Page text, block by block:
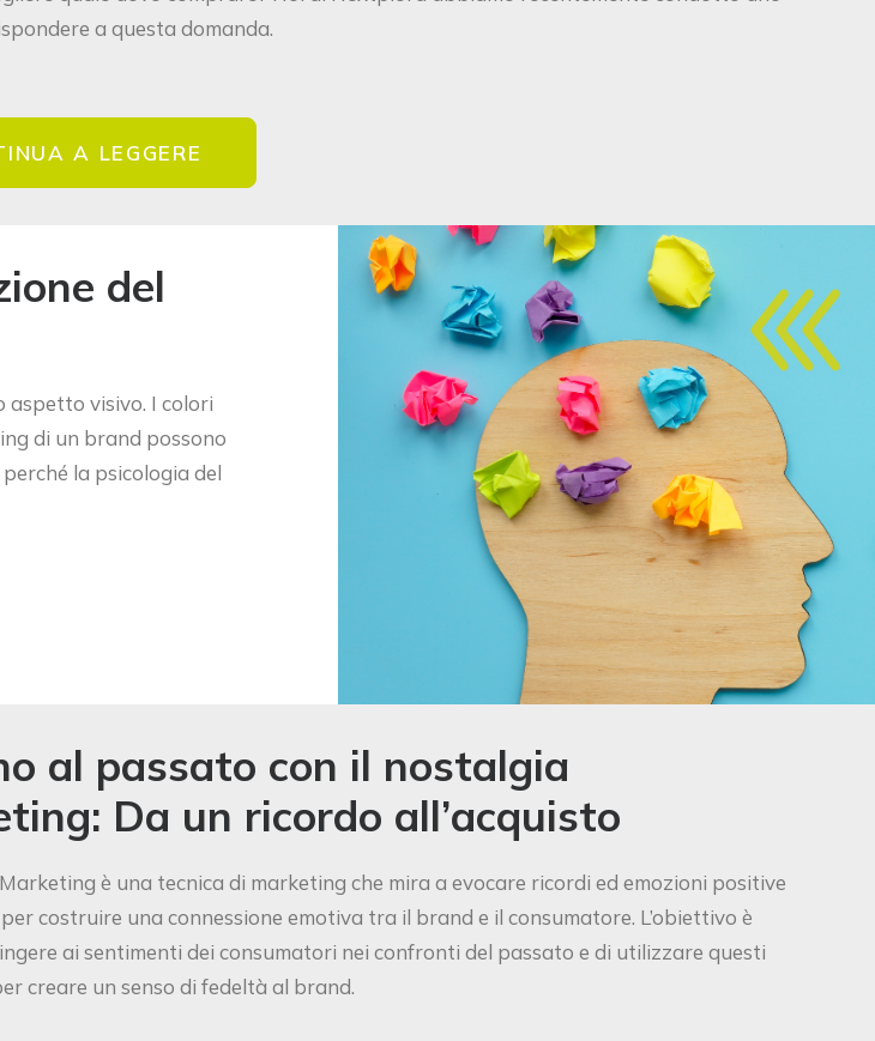
a questa domanda.
A LEGGERE
del
aspetto visivo. I colori
di un brand possono
la psicologia del
al passato con il nostalgia
Da un ricordo all’acquisto
è una tecnica di marketing che mira a evocare ricordi ed emozioni positive
costruire una connessione emotiva tra il brand e il consumatore. L’obiettivo è
ai sentimenti dei consumatori nei confronti del passato e di utilizzare questi
creare un senso di fedeltà al brand.